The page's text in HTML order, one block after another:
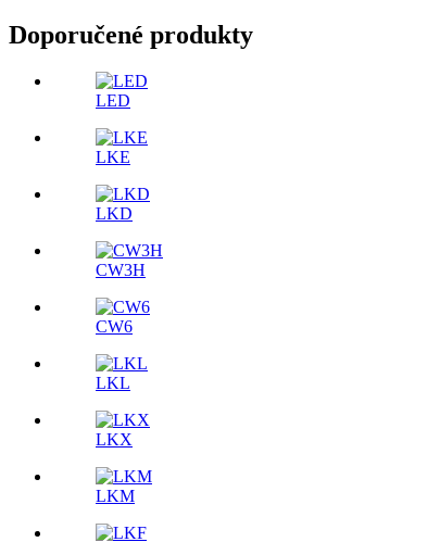
Doporučené produkty
LED
LKE
LKD
CW3H
CW6
LKL
LKX
LKM